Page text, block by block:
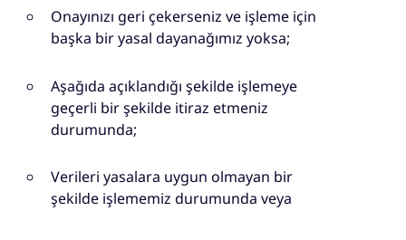
Onayınızı geri çekerseniz ve işleme için
başka bir yasal dayanağımız yoksa;
Aşağıda açıklandığı şekilde işlemeye
geçerli bir şekilde itiraz etmeniz
durumunda;
Verileri yasalara uygun olmayan bir
şekilde işlememiz durumunda veya